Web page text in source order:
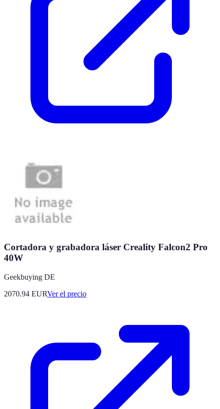
Cortadora y grabadora láser Creality Falcon2 Pro
40W
Geekbuying DE
2070.94 EURVer el precio